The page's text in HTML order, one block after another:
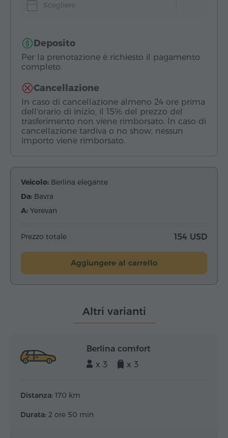
Scegliere
Deposito
Per la prenotazione è richiesto il pagamento
completo.
Cancellazione
In caso di cancellazione almeno 24 ore prima
dell'orario di inizio, il 15% del prezzo del
trasferimento non viene rimborsato. In caso di
cancellazione tardiva o no show, nessun
importo viene rimborsato.
Veicolo: Berlina elegante
Da: Bavra
A: Yerevan
Prezzo totale 154 USD
Aggiungere al carrello
Altri varianti
Berlina comfort
x 3
x 3
Distanza: 170 km
Durata: 2 ore 50 min